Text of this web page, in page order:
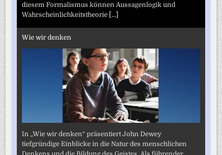
diesem Formalismus können Aussagenlogik und
Wahrscheinlichkeitstheorie [...]
Wie wir denken
In „Wie wir denken“ präsentiert John Dewey
tiefgründige Einblicke in die Natur des menschlichen